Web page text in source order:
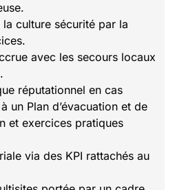
culture sécurité par la
avec les secours locaux
réputationnel en cas
un Plan d’évacuation et de
et exercices pratiques
via des KPI rattachés au